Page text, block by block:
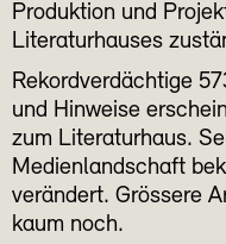
Produktion und
Literaturhauses
Rekordverdächtige
und Hinweise
zum Literaturhaus.
Medienlandschaft
verändert. Grössere
kaum noch.